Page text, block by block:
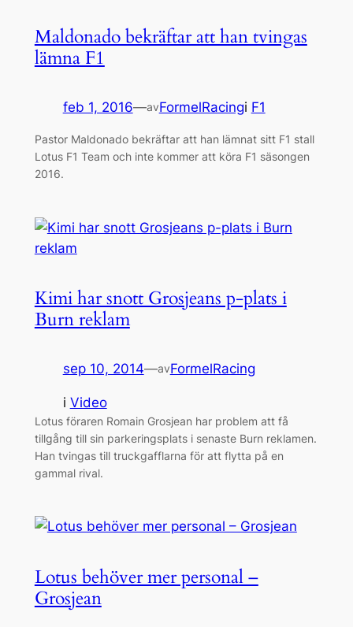
Maldonado bekräftar att han tvingas
lämna F1
feb 1, 2016—avFormelRacingi F1
Pastor Maldonado bekräftar att han lämnat sitt F1 stall
Lotus F1 Team och inte kommer att köra F1 säsongen
2016.
Kimi har snott Grosjeans p-plats i
Burn reklam
sep 10, 2014—avFormelRacing
i Video
Lotus föraren Romain Grosjean har problem att få
tillgång till sin parkeringsplats i senaste Burn reklamen.
Han tvingas till truckgafflarna för att flytta på en
gammal rival.
Lotus behöver mer personal –
Grosjean